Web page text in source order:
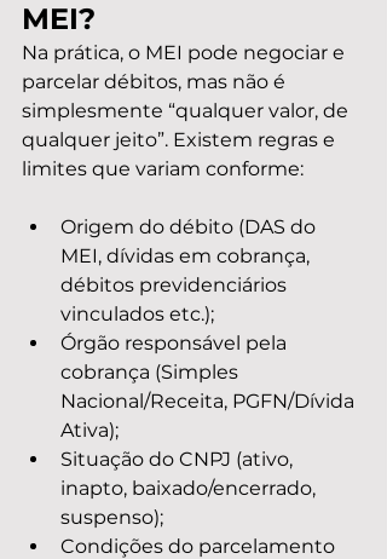
MEI?
Na prática, o MEI pode negociar e
parcelar débitos, mas não é
simplesmente “qualquer valor, de
qualquer jeito”. Existem regras e
limites que variam conforme:
Origem do débito (DAS do
MEI, dívidas em cobrança,
débitos previdenciários
vinculados etc.);
Órgão responsável pela
cobrança (Simples
Nacional/Receita, PGFN/Dívida
Ativa);
Situação do CNPJ (ativo,
inapto, baixado/encerrado,
suspenso);
Condições do parcelamento